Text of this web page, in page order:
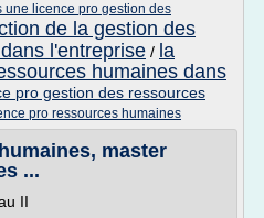
une licence pro gestion des
de la gestion des
l'entreprise / la
humaines dans
pro gestion des ressources
pro ressources humaines
master
...
II